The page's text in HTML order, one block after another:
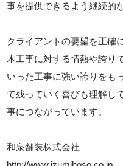
事を提供できるよう継続的
クライアントの要望を正確
木工事に対する情熱や誇り
いった工事に強い誇りをも
て残っていく喜びも理解し
事につながっています。
和泉舗装株式会社